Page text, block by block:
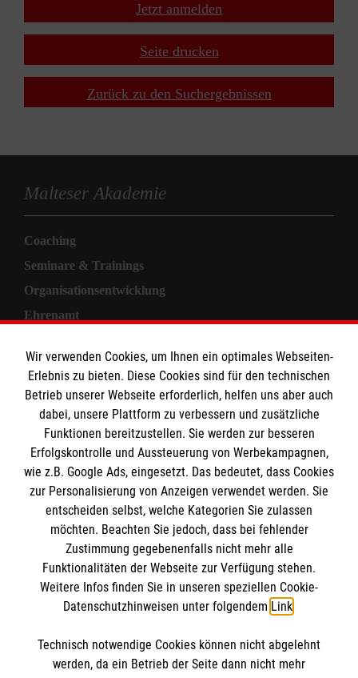
Jetzt anmelden
Seite drucken
Zurück zu den Suchergebnissen
Malteser Akademie
Coaching
Seminare & Trainings
Organisationsentwicklung
Ehrenamt
Informationen
Kontakt
Impressum
Datenschutz
Malteser online
Malteser Campus
Malteser E-Werk
Malteser Kommende
Wir verwenden Cookies, um Ihnen ein optimales Webseiten-
Erlebnis zu bieten. Diese Cookies sind für den technischen
Betrieb unserer Webseite erforderlich, helfen uns aber auch
dabei, unsere Plattform zu verbessern und zusätzliche
Funktionen bereitzustellen. Sie werden zur besseren
Erfolgskontrolle und Aussteuerung von Werbekampagnen,
wie z.B. Google Ads, eingesetzt. Das bedeutet, dass Cookies
zur Personalisierung von Anzeigen verwendet werden. Sie
entscheiden selbst, welche Kategorien Sie zulassen
möchten. Beachten Sie jedoch, dass bei fehlender
Zustimmung gegebenenfalls nicht mehr alle
Funktionalitäten der Webseite zur Verfügung stehen.
Weitere Infos finden Sie in unseren speziellen Cookie-
Datenschutzhinweisen unter folgendem Link.
Technisch notwendige Cookies können nicht abgelehnt
werden, da ein Betrieb der Seite dann nicht mehr